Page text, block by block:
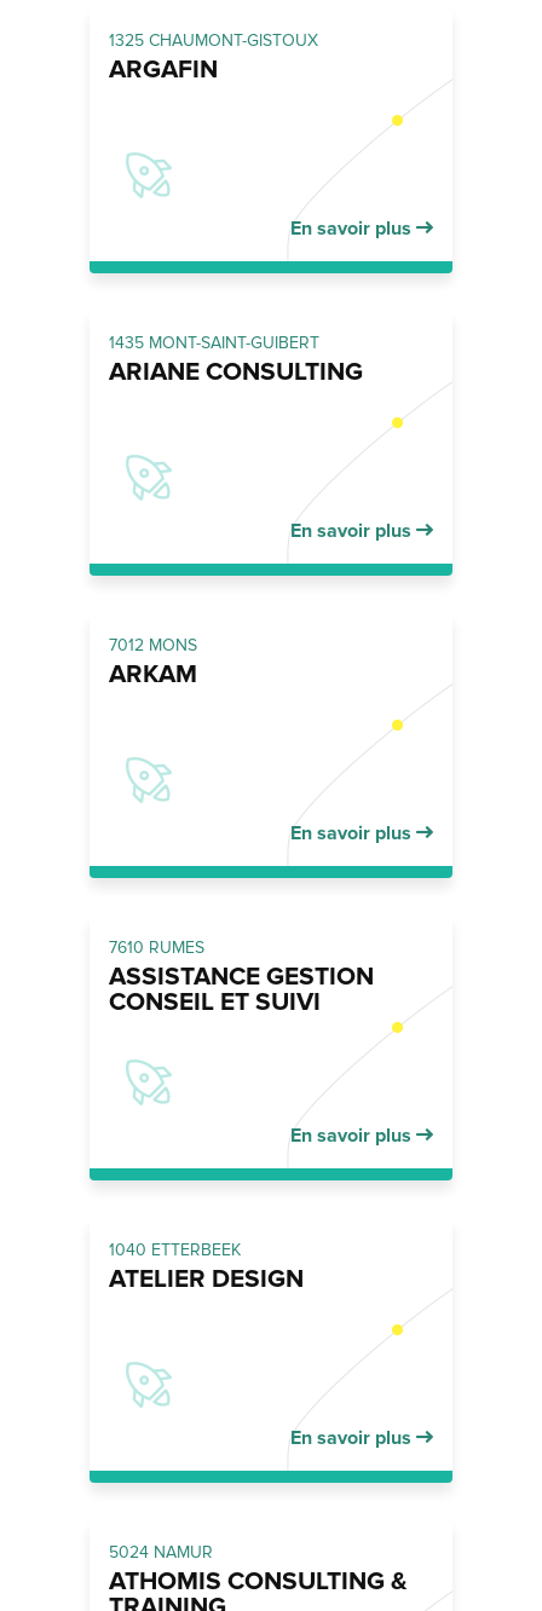
1325 CHAUMONT-GISTOUX
ARGAFIN
En savoir plus
1435 MONT-SAINT-GUIBERT
ARIANE CONSULTING
En savoir plus
7012 MONS
ARKAM
En savoir plus
7610 RUMES
ASSISTANCE GESTION
CONSEIL ET SUIVI
En savoir plus
1040 ETTERBEEK
ATELIER DESIGN
En savoir plus
5024 NAMUR
ATHOMIS CONSULTING &